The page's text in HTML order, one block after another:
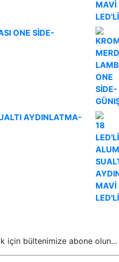
ONE SİDE-
AYDINLATMA-
için bültenimize abone olun...